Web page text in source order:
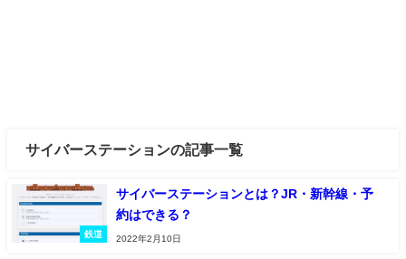
サイバーステーションの記事一覧
鉄道
サイバーステーションとは？JR・新幹線・予
約はできる？
2022年2月10日